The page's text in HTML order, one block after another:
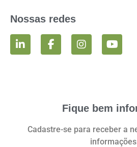
Nossas redes
Fique bem
Cadastre-se para receber a